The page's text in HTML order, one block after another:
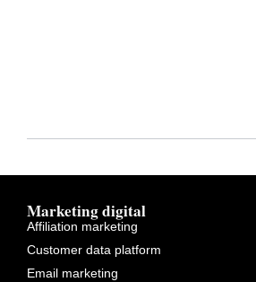
Marketing digital
Affiliation marketing
Customer data platform
Email marketing